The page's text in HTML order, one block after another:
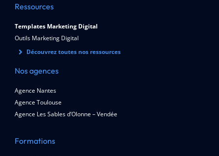
Ressources
Templates Marketing Digital
Outils Marketing Digital
Découvrez toutes nos ressources
Nos agences
Agence Nantes
Agence Toulouse
Agence Les Sables d’Olonne – Vendée
Formations